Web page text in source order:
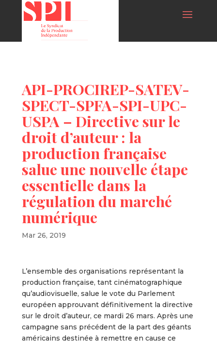
API-PROCIREP-SATEV-
SPECT-SPFA-SPI-UPC-
USPA – Directive sur le
droit d’auteur : la
production française
salue une nouvelle étape
essentielle dans la
régulation du marché
numérique
Mar 26, 2019
L’ensemble des organisations représentant la
production française, tant cinématographique
qu’audiovisuelle, salue le vote du Parlement
européen approuvant définitivement la directive
sur le droit d’auteur, ce mardi 26 mars. Après une
campagne sans précédent de la part des géants
américains destinée à remettre en cause ce